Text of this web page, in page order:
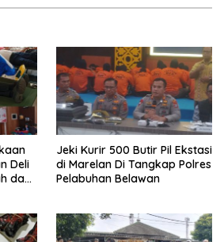
Deli
dan
Jeki Kurir 500 Butir Pil Ekstasi
di Marelan Di Tangkap Polres
Pelabuhan Belawan